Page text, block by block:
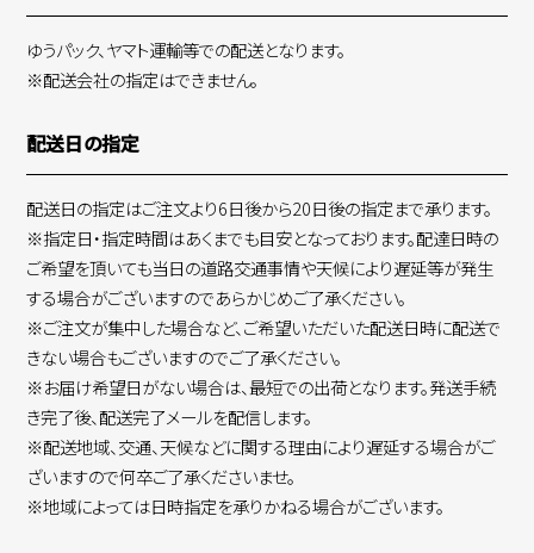
ゆうパック、ヤマト運輸等での配送となります。
※配送会社の指定はできません。
配送日の指定
配送日の指定はご注文より6日後から20日後の指定まで承ります。
※指定日・指定時間はあくまでも目安となっております。配達日時の
ご希望を頂いても当日の道路交通事情や天候により遅延等が発生
する場合がございますのであらかじめご了承ください。
※ご注文が集中した場合など、ご希望いただいた配送日時に配送で
きない場合もございますのでご了承ください。
※お届け希望日がない場合は、最短での出荷となります。発送手続
き完了後、配送完了メールを配信します。
※配送地域、交通、天候などに関する理由により遅延する場合がご
ざいますので何卒ご了承くださいませ。
※地域によっては日時指定を承りかねる場合がございます。